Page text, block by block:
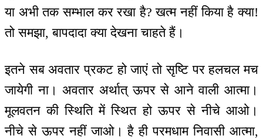
या अभी तक सम्भाल कर रखा है? खत्म नहीं किया है क्या!
तो समझा, बापदादा क्या देखना चाहते हैं।
इतने सब अवतार प्रकट हो जाएं तो सृष्टि पर हलचल मच
जायेगी ना। अवतार अर्थात् ऊपर से आने वाली आत्मा।
मूलवतन की स्थिति में स्थित हो ऊपर से नीचे आओ।
नीचे से ऊपर नहीं जाओ। है ही परमधाम निवासी आत्मा,